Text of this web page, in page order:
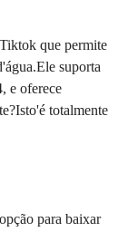
que permite
suporta
e oferece
totalmente
para baixar